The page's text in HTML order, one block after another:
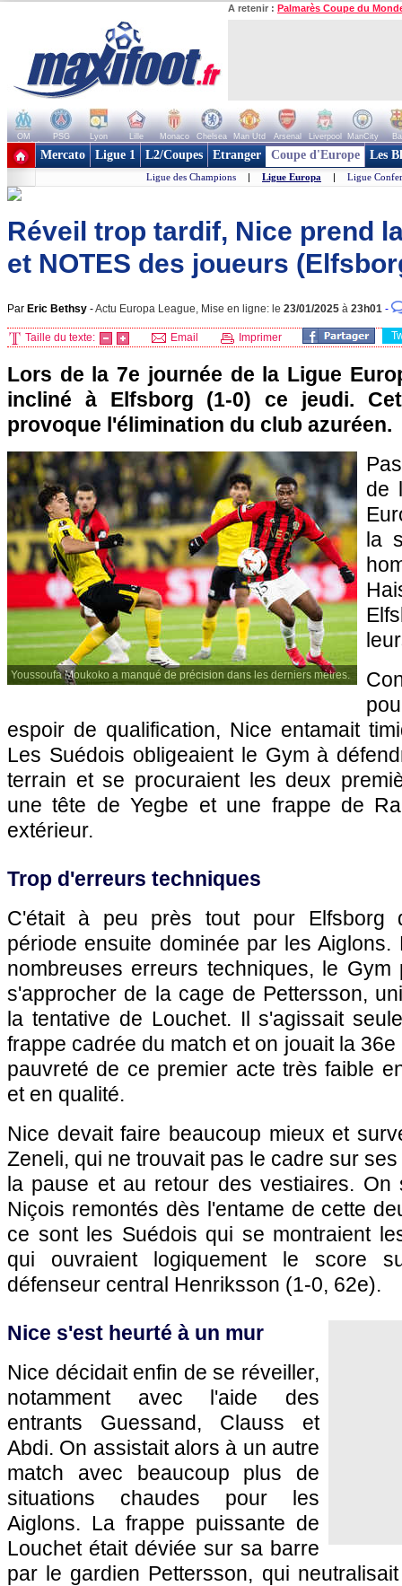
A retenir : Palmarès Coupe du
OM PSG Lyon Lille Monaco Chelsea Man Utd Arsenal Liverpool ManCity
+ de clubs
Mercato Ligue 1 L2/Coupes Etranger Coupe d'Europe Les
Ligue des Champions | Ligue Europa | Ligue
Réveil trop tardif, Nice prend
et NOTES des joueurs
Par Eric Bethsy -Actu Europa League, Mise en ligne: le 23/01/2025 à 23h01 -
Taille du texte: Email Imprimer
Lors de la 7e journée de la Ligue
incliné à Elfsborg (1-0) ce jeudi.
provoque l'élimination du club azuréen.
Youssoufa Moukoko a manqué de précision dans les derniers mètres.
de
la
espoir de qualification, Nice entamait
Les Suédois obligeaient le Gym à
terrain et se procuraient les deux
une tête de Yegbe et une frappe de
extérieur.
Trop d'erreurs techniques
C'était à peu près tout pour Elfsborg
période ensuite dominée par les
nombreuses erreurs techniques, le Gym
s'approcher de la cage de Pettersson,
la tentative de Louchet. Il s'agissait
frappe cadrée du match et on jouait la
pauvreté de ce premier acte très faible
et en qualité.
Nice devait faire beaucoup mieux et
Zeneli, qui ne trouvait pas le cadre sur
la pause et au retour des vestiaires. On
Niçois remontés dès l'entame de cette
ce sont les Suédois qui se montraient
qui ouvraient logiquement le score
défenseur central Henriksson (1-0, 62e).
Nice s'est heurté à un mur
Nice décidait enfin de se réveiller,
notamment avec l'aide des
entrants Guessand, Clauss et
Abdi. On assistait alors à un autre
match avec beaucoup plus de
situations chaudes pour les
Aiglons. La frappe puissante de
Louchet était déviée sur sa barre
par le gardien Pettersson, qui